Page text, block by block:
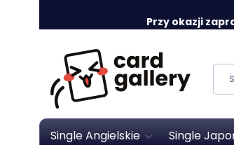
Przy okazji
Single Angielskie Single